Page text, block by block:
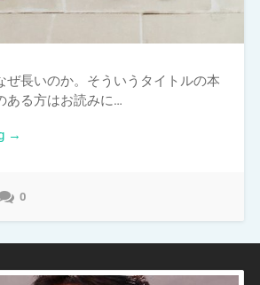
長いのか。そういうタイトルの本
ある方はお読みに…
→
0